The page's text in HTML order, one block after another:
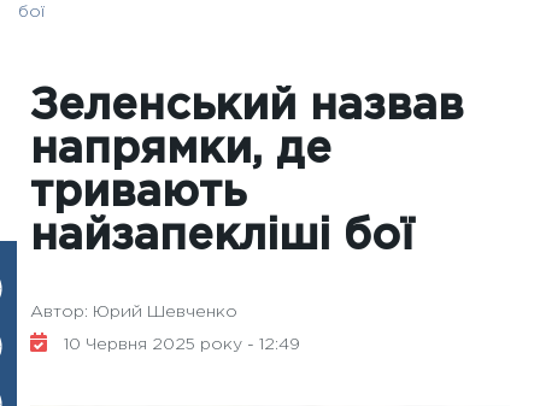
бої
Зеленський назвав
напрямки, де
тривають
найзапекліші бої
Автор: Юрий Шевченко
10 Червня 2025 року - 12:49